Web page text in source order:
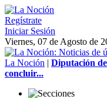
Regístrate
Iniciar Sesión
Viernes, 07 de Agosto de
La Noción | Diputación
concluir...